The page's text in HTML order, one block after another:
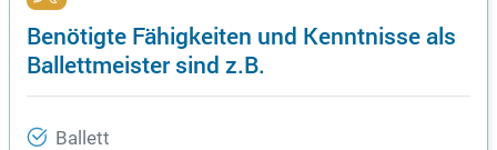
Benötigte Fähigkeiten und Kenntnisse als
Ballettmeister sind z.B.
Ballett